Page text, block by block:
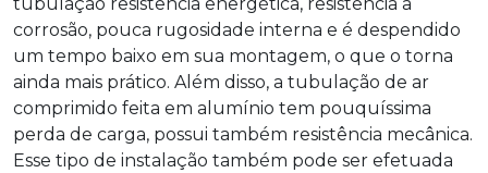
corrosão, pouca rugosidade interna e é despendido
um tempo baixo em sua montagem, o que o torna
ainda mais prático. Além disso, a tubulação de ar
comprimido feita em alumínio tem pouquíssima
perda de carga, possui também resistência mecânica.
Esse tipo de instalação também pode ser efetuada